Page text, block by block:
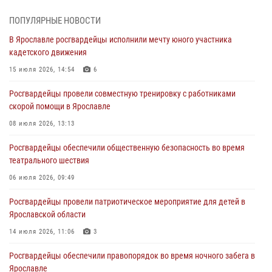
приуроченный к празднику Крещения Руси
28 июля 2026, 14:56
более 250 выездов по сигналам «Тревога»
27 июля 2026, 08:59
забега в Ярославле
27 июля 2026, 07:16
в Ярославской области
27 июля 2026, 07:05
ПОПУЛЯРНЫЕ НОВОСТИ
В Ярославле росгвардейцы исполнили мечту юного участника
кадетского движения
15 июля 2026, 14:54 6
Росгвардейцы провели совместную тренировку с работниками
скорой помощи в Ярославле
08 июля 2026, 13:13
Росгвардейцы обеспечили общественную безопасность во время
театрального шествия
06 июля 2026, 09:49
Росгвардейцы провели патриотическое мероприятие для детей в
Ярославской области
14 июля 2026, 11:06 3
Росгвардейцы обеспечили правопорядок во время ночного забега в
Ярославле